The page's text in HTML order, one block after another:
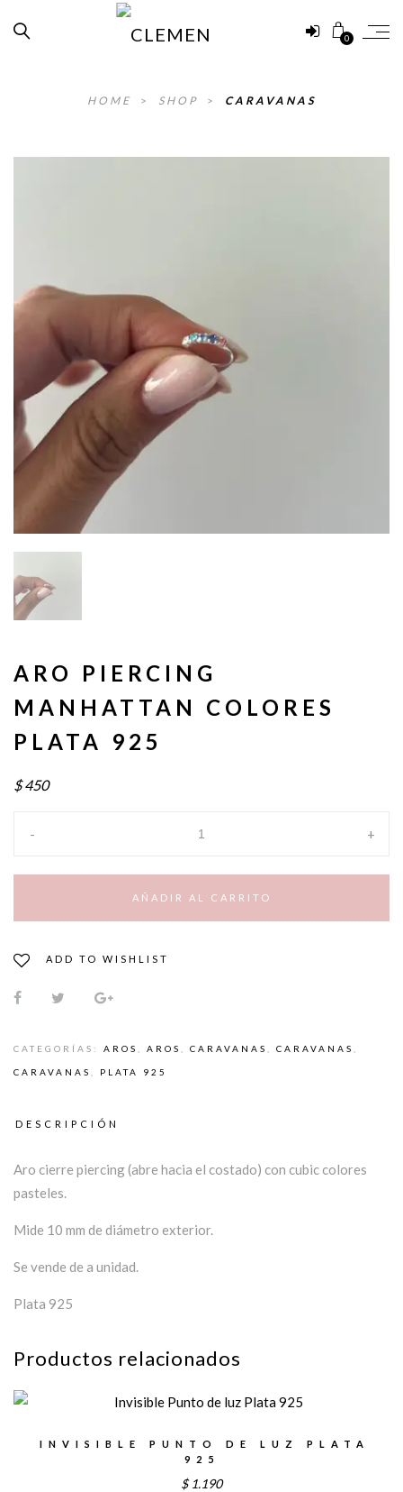
0
HOME > SHOP > CARAVANAS
ARO PIERCING
MANHATTAN COLORES
PLATA 925
$ 450
- +
AÑADIR AL CARRITO
ADD TO WISHLIST
CATEGORÍAS: AROS AROS CARAVANAS CARAVANAS
CARAVANAS PLATA 925
DESCRIPCIÓN
Aro cierre piercing (abre hacia el costado) con cubic colores
pasteles.
Mide 10 mm de diámetro exterior.
Se vende de a unidad.
Plata 925
Productos relacionados
INVISIBLE PUNTO DE LUZ PLATA
925
$ 1.190